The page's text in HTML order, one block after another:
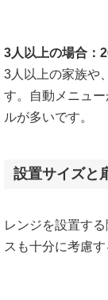
3人以上の場合：
3人以上の家族や
す。自動メニュ
ルが多いです。
設置サイズと
レンジを設置す
スも十分に考慮す